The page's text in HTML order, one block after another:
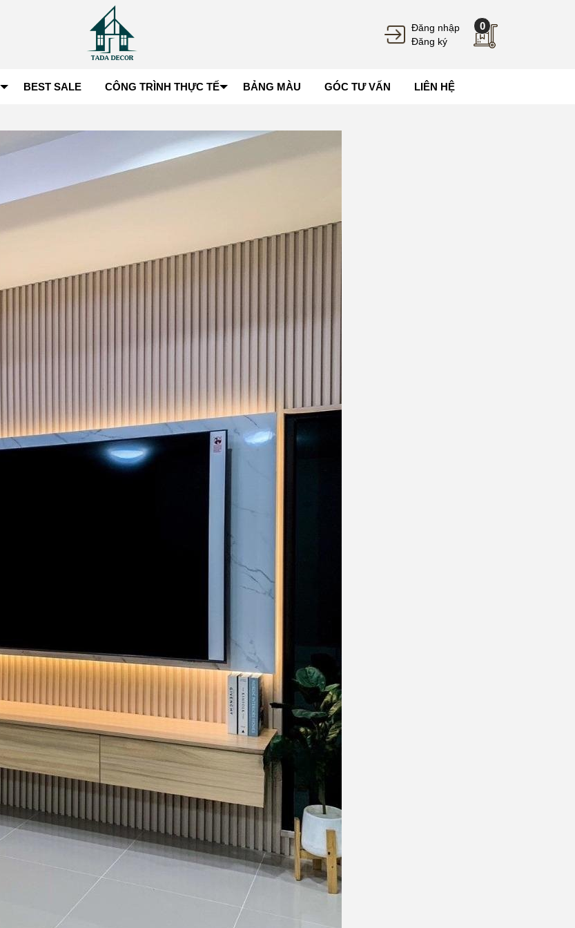
Đăng nhập
Đăng ký
0
BEST SALE CÔNG TRÌNH THỰC TẾ BẢNG MÀU GÓC TƯ VẤN LIÊN HỆ